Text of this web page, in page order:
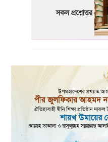
সকল প্রশ্নোত্তর